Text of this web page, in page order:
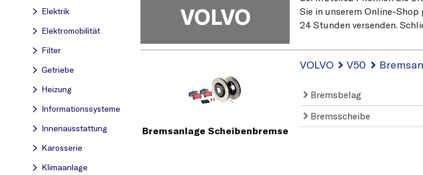
Elektrik
Elektromobilität
Filter
Getriebe
Heizung
Informationssysteme
Innenausstattung
Karosserie
Klimaanlage
VOLVO
Sie in unserem Online-
24 Stunden versenden.
Bremsanlage Scheibenbremse
VOLVO V50
Bremsbelag
Bremsscheibe